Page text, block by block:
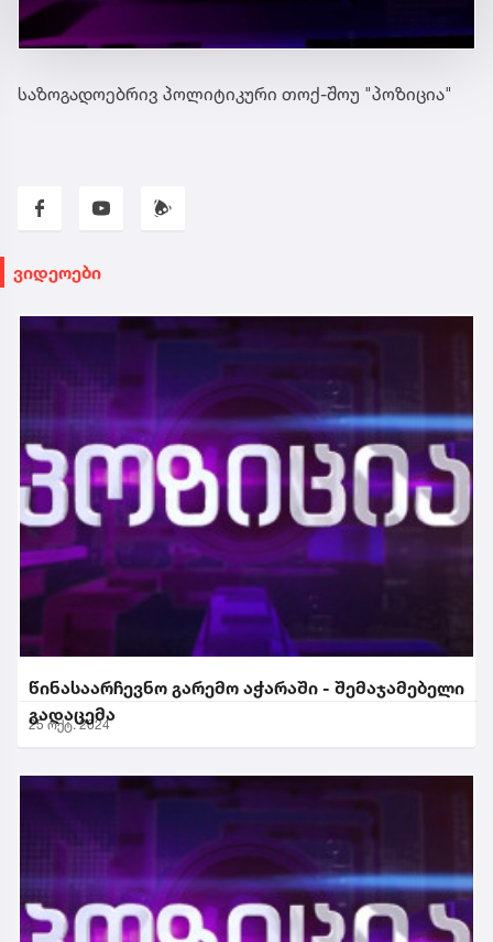
საზოგადოებრივ პოლიტიკური თოქ-შოუ "პოზიცია"
ვიდეოები
წინასაარჩევნო გარემო აჭარაში - შემაჯამებელი
გადაცემა
25 ოქტ. 2024